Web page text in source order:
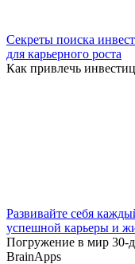
Секреты поиска
для карьерного роста
Как привлечь
Развивайте себя
успешной карьеры и
Погружение в мир 30-
BrainApps